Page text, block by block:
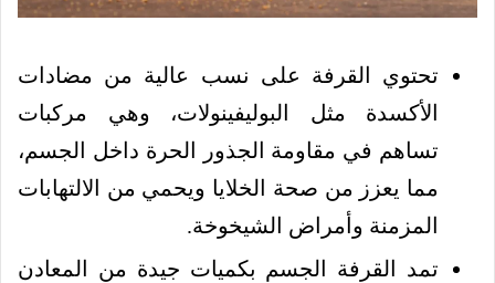
تحتوي القرفة على نسب عالية من مضادات
الأكسدة مثل البوليفينولات، وهي مركبات
تساهم في مقاومة الجذور الحرة داخل الجسم،
مما يعزز من صحة الخلايا ويحمي من الالتهابات
المزمنة وأمراض الشيخوخة.
تمد القرفة الجسم بكميات جيدة من المعادن